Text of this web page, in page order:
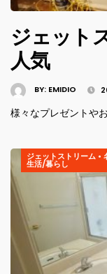
ジェット
人気
BY: EMIDIO
様々なプレゼントや
ジェットストリーム •
生活/暮らし